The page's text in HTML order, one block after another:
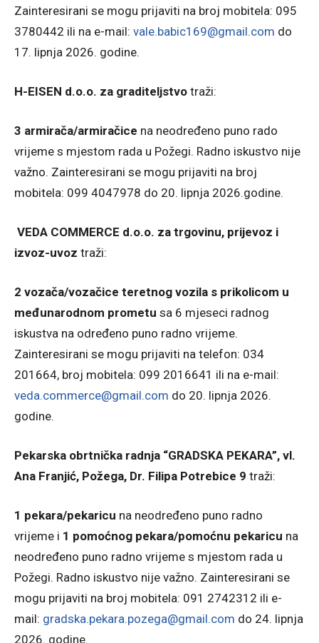
Zainteresirani se mogu prijaviti na broj mobitela: 095
3780442 ili na e-mail: vale.babic169@gmail.com do
17. lipnja 2026. godine.
H-EISEN d.o.o. za graditeljstvo traži:
3 armirača/armiračice na neodređeno puno rado
vrijeme s mjestom rada u Požegi. Radno iskustvo nije
važno. Zainteresirani se mogu prijaviti na broj
mobitela: 099 4047978 do 20. lipnja 2026.godine.
VEDA COMMERCE d.o.o. za trgovinu, prijevoz i
izvoz-uvoz traži:
2 vozača/vozačice teretnog vozila s prikolicom u
međunarodnom prometu sa 6 mjeseci radnog
iskustva na određeno puno radno vrijeme.
Zainteresirani se mogu prijaviti na telefon: 034
201664, broj mobitela: 099 2016641 ili na e-mail:
veda.commerce@gmail.com do 20. lipnja 2026.
godine.
Pekarska obrtnička radnja “GRADSKA PEKARA”, vl.
Ana Franjić, Požega, Dr. Filipa Potrebice 9 traži:
1 pekara/pekaricu na neodređeno puno radno
vrijeme i 1 pomoćnog pekara/pomoćnu pekaricu na
neodređeno puno radno vrijeme s mjestom rada u
Požegi. Radno iskustvo nije važno. Zainteresirani se
mogu prijaviti na broj mobitela: 091 2742312 ili e-
mail: gradska.pekara.pozega@gmail.com do 24. lipnja
2026. godine.